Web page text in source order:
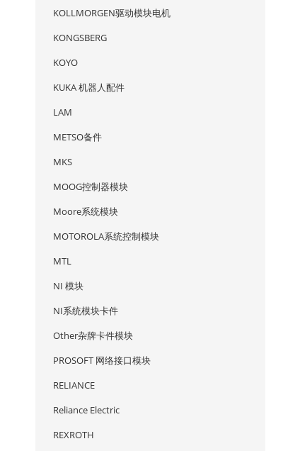
KOLLMORGEN驱动模块电机
KONGSBERG
KOYO
KUKA 机器人配件
LAM
METSO备件
MKS
MOOG控制器模块
Moore系统模块
MOTOROLA系统控制模块
MTL
NI 模块
NI系统模块卡件
Other杂牌卡件模块
PROSOFT 网络接口模块
RELIANCE
Reliance Electric
REXROTH